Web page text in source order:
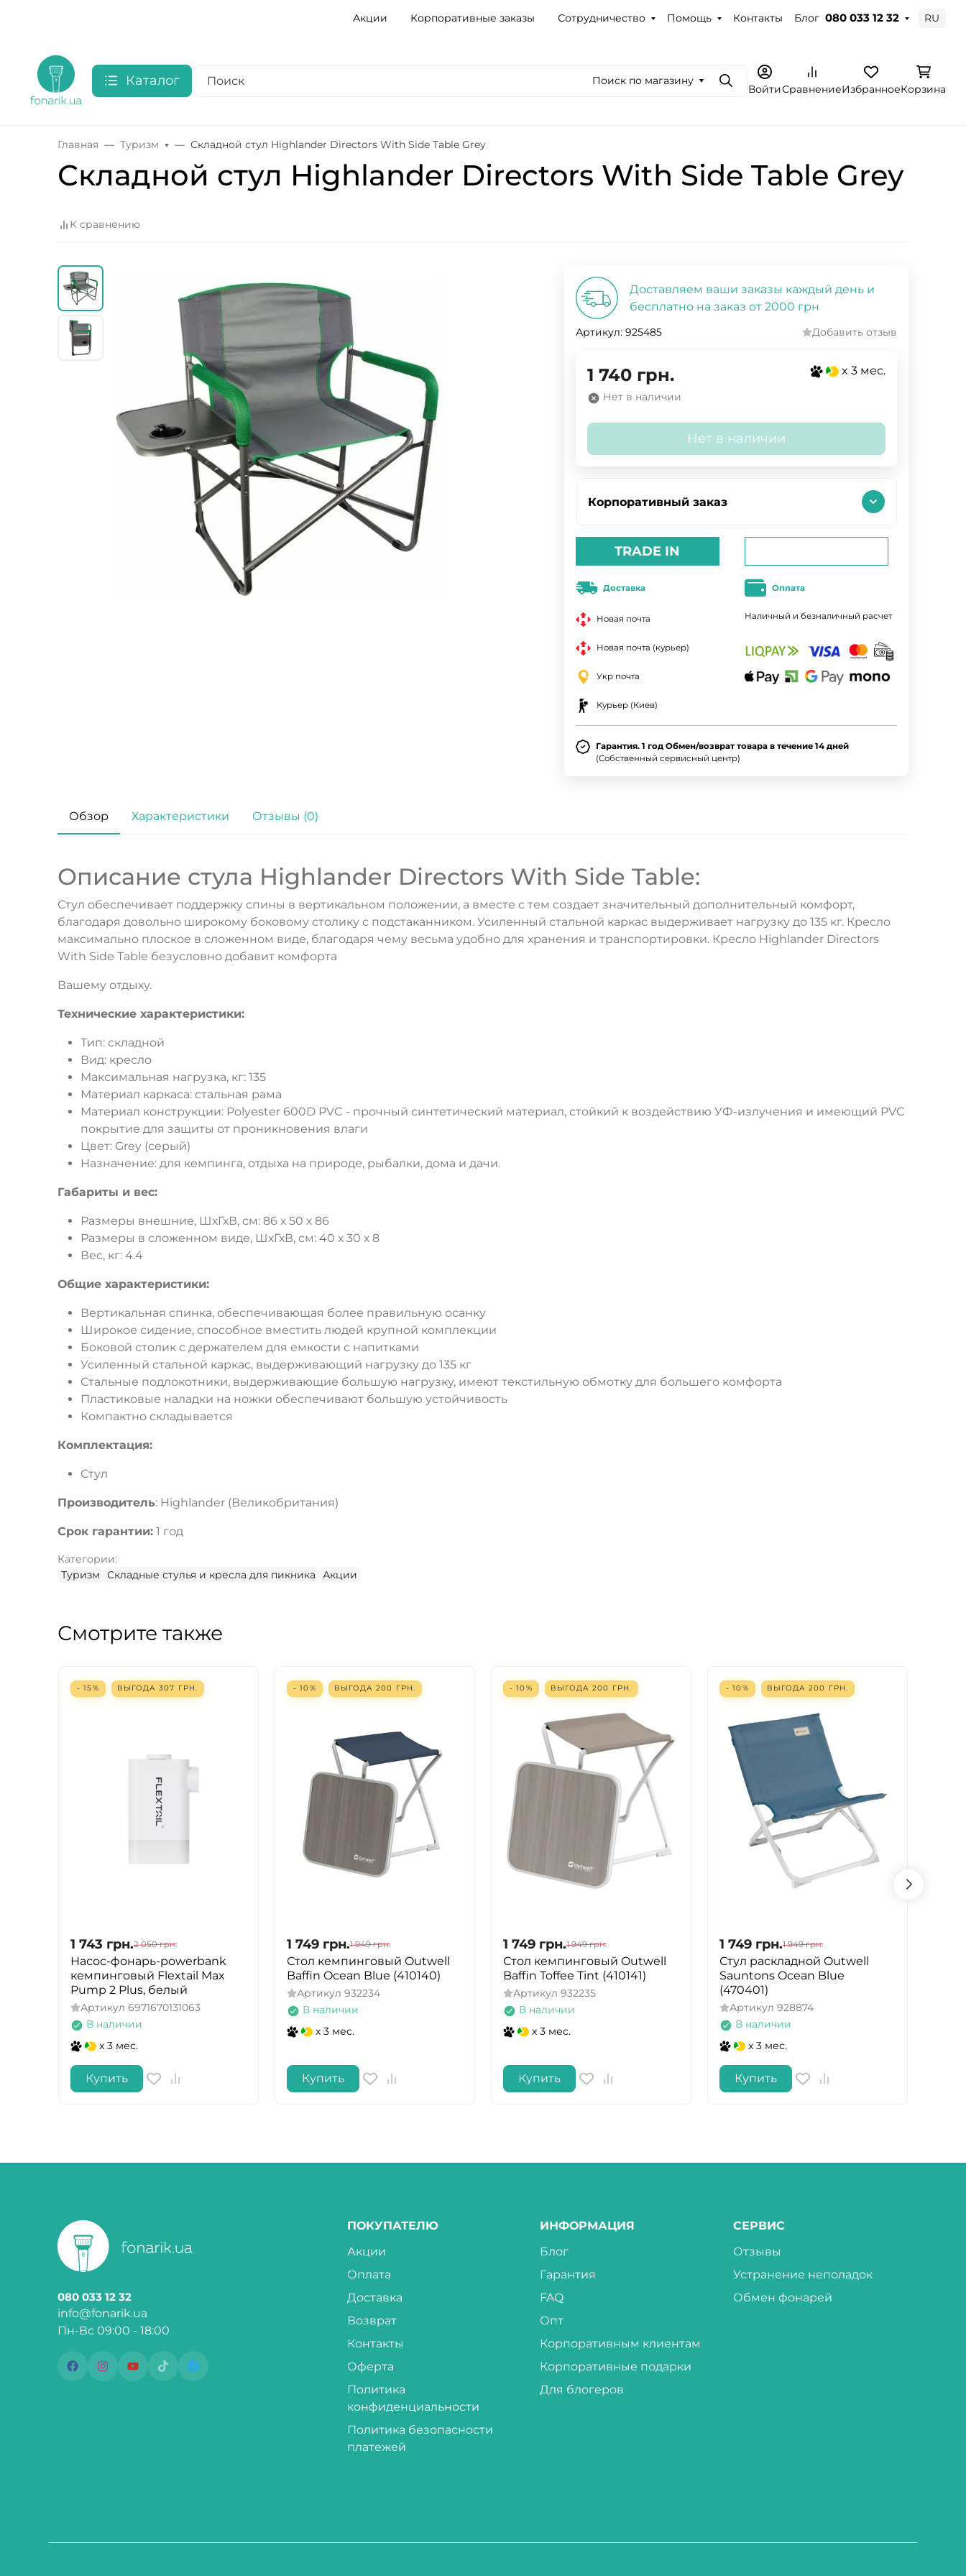
Акции Корпоративные заказы Сотрудничество Помощь Контакты Блог 080 033 12 32 RU
Каталог Поиск по магазину
ПоискВойтиСравнениеИзбранноеКорзина
Главная Туризм Складной стул Highlander Directors With Side Table Grey
Складной стул Highlander Directors With Side Table Grey
К сравнению
Доставляем ваши заказы каждый день и
бесплатно на заказ от 2000 грн
Артикул: 925485 Добавить отзыв
1 740 грн. x 3 мес.
Нет в наличии
Нет в наличии
Корпоративный заказ
TRADE IN
Доставка
Новая почта
Новая почта (курьер)
Укр почта
Курьер (Киев)
Оплата
Наличный и безналичный расчет
Гарантия. 1 год Обмен/возврат товара в течение 14 дней
(Собственный сервисный центр)
Обзор Характеристики Отзывы (0)
Описание стула Highlander Directors With Side Table:
Стул обеспечивает поддержку спины в вертикальном положении, а вместе с тем создает значительный дополнительный комфорт,
благодаря довольно широкому боковому столику с подстаканником. Усиленный стальной каркас выдерживает нагрузку до 135 кг. Кресло
максимально плоское в сложенном виде, благодаря чему весьма удобно для хранения и транспортировки. Кресло Highlander Directors
With Side Table безусловно добавит комфорта
Вашему отдыху.
Технические характеристики:
Тип: складной
Вид: кресло
Максимальная нагрузка, кг: 135
Материал каркаса: стальная рама
Материал конструкции: Polyester 600D PVC - прочный синтетический материал, стойкий к воздействию УФ-излучения и имеющий PVC
покрытие для защиты от проникновения влаги
Цвет: Grey (серый)
Назначение: для кемпинга, отдыха на природе, рыбалки, дома и дачи.
Габариты и вес:
Размеры внешние, ШхГхВ, см: 86 х 50 х 86
Размеры в сложенном виде, ШхГхВ, см: 40 х 30 х 8
Вес, кг: 4.4
Общие характеристики:
Вертикальная спинка, обеспечивающая более правильную осанку
Широкое сидение, способное вместить людей крупной комплекции
Боковой столик с держателем для емкости с напитками
Усиленный стальной каркас, выдерживающий нагрузку до 135 кг
Стальные подлокотники, выдерживающие большую нагрузку, имеют текстильную обмотку для большего комфорта
Пластиковые наладки на ножки обеспечивают большую устойчивость
Компактно складывается
Комплектация:
Стул
Производитель: Highlander (Великобритания)
Срок гарантии: 1 год
Категории:
Туризм
Складные стулья и кресла для пикника Акции
Смотрите также
- 15% ВЫГОДА 307 ГРН.
1 743 грн.2 050 грн.
Насос-фонарь-powerbank
кемпинговый Flextail Max
Pump 2 Plus, белый
Артикул 6971670131063
В наличии
x 3 мес.
Купить
- 10% ВЫГОДА 200 ГРН.
1 749 грн.1 949 грн.
Стол кемпинговый Outwell
Baffin Ocean Blue (410140)
Артикул 932234
В наличии
x 3 мес.
Купить
- 10% ВЫГОДА 200 ГРН.
1 749 грн.1 949 грн.
Стол кемпинговый Outwell
Baffin Toffee Tint (410141)
Артикул 932235
В наличии
x 3 мес.
Купить
- 10% ВЫГОДА 200 ГРН.
1 749 грн.1 949 грн.
Стул раскладной Outwell
Sauntons Ocean Blue
(470401)
Артикул 928874
В наличии
x 3 мес.
Купить
080 033 12 32
info@fonarik.ua
Пн-Вс 09:00 - 18:00
ПОКУПАТЕЛЮ
Акции
Оплата
Доставка
Возврат
Контакты
Оферта
Политика
конфиденциальности
Политика безопасности
платежей
ИНФОРМАЦИЯ
Блог
Гарантия
FAQ
Опт
Корпоративным клиентам
Корпоративные подарки
Для блогеров
СЕРВИС
Отзывы
Устранение неполадок
Обмен фонарей